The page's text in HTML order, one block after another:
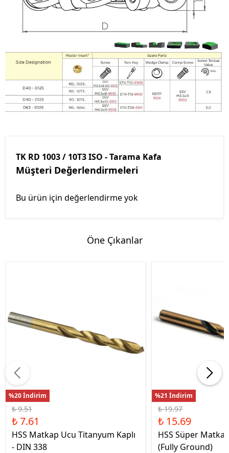
TK RD 1003 / 10T3 ISO - Tarama Kafa
Müşteri Değerlendirmeleri
Bu ürün için değerlendirme yok
Öne Çıkanlar
%20 İndirim
₺ 9.51
₺ 7.61
HSS Matkap Ucu Titanyum Kaplı
- DIN 338
%21 İndirim
₺ 19.97
₺ 15.69
HSS Süper
(Fully Ground)